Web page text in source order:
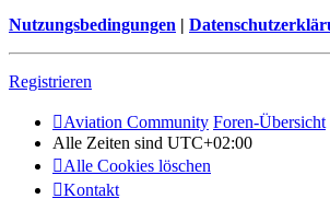
Nutzungsbedingungen |
Registrieren
Aviation Community Foren-Übersicht
Alle Zeiten sind UTC+02:00
Alle Cookies löschen
Kontakt